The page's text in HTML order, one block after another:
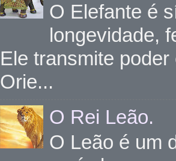
O Elefante é
longevidade,
Ele transmite
Orie...
O Rei Leão.
O Leão é um